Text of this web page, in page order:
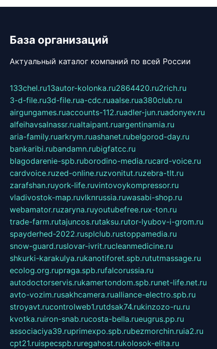
База организаций
Актуальный каталог компаний по всей России
133chel.ru13autor-kolonka.ru2864420.ru2rich.ru
3-d-file.ru3d-file.rua-cdc.ruaalse.rua380club.ru
airgungames.ruaccounts-112.ruadler-jun.ruadonyev.ru
alfeihavsalnassr.rualtaipant.ruargentinamia.ru
aria-family.ruarkrym.ruashanet.rubelgorod-day.ru
bankaribi.rubandamn.rubigfatcc.ru
blagodarenie-spb.ruborodino-media.rucard-voice.ru
cardvoice.ruzed-online.ruzvonitut.ruzebra-tlt.ru
zarafshan.ruyork-life.ruvintovoykompressor.ru
vladivostok-map.ruvlknrussia.ruwasabi-shop.ru
webamator.ruzaryna.ruyoutubefree.rux-ton.ru
trade-farm.rutajuncos.rutaksu.rutor-lyubov-i-grom.ru
spayderhed-2022.rusplclub.rustoppamedia.ru
snow-guard.ruslovar-ivrit.rucleanmedicine.ru
shkurki-karakulya.rukanotiforet.spb.rututmassage.ru
ecolog.org.rupraga.spb.rufalcorussia.ru
autodoctorservis.rukamertondom.spb.runet-life.net.ru
avto-vozim.rusakhcamera.rualliance-electro.spb.ru
stroyavt.rucontrolweb1.rutdsak74.rukinzozo-ru.ru
kvotka.ruiron-snab.rucosta-bella.rueugrus.pp.ru
associaciya39.ruprimexpo.spb.rubezmorchin.ruia2.ru
cpt21.ruispecspb.ruregahost.rukolosok-elita.ru